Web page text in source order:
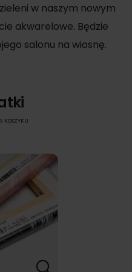
w naszym nowym
akwarelowe. Będzie
salonu na wiosnę.
KOSZYKU